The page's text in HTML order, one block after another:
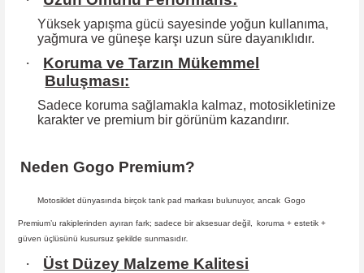
Yüksek yapışma gücü sayesinde yoğun kullanıma,
yağmura ve güneşe karşı uzun süre dayanıklıdır.
·
Koruma ve Tarzın Mükemmel
Buluşması:
Sadece koruma sağlamakla kalmaz, motosikletinize
karakter ve premium bir görünüm kazandırır.
Neden Gogo Premium?
Motosiklet dünyasında birçok tank pad markası bulunuyor, ancak Gogo
Premium’u rakiplerinden ayıran fark; sadece bir aksesuar değil,
koruma + estetik +
güven üçlüsünü kusursuz şekilde sunmasıdır.
· Üst Düzey Malzeme Kalitesi